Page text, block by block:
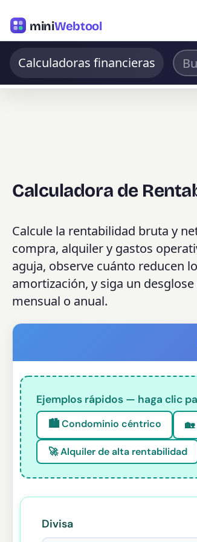
miniWebtool
Calculadoras financieras
Calculadora de
Calcule la rentabilidad bruta y
compra, alquiler y gastos
aguja, observe cuánto reducen
amortización, y siga un
mensual o anual.
Ejemplos rápidos — haga clic
🏙️ Condominio céntrico
🚀 Alquiler de alta rentabilidad
Divisa